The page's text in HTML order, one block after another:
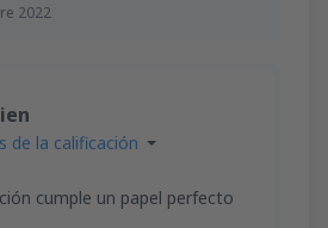
2022
de la calificación
cumple un papel perfecto